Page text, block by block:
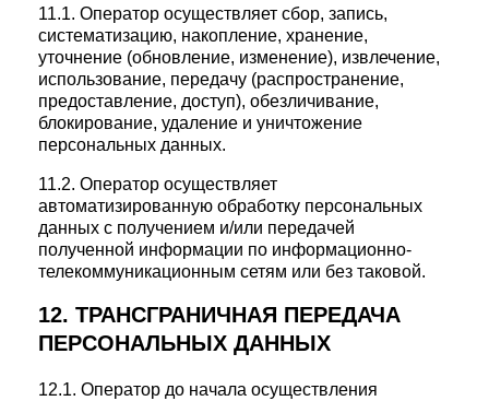
11.1. Оператор осуществляет сбор, запись,
систематизацию, накопление, хранение,
уточнение (обновление, изменение), извлечение,
использование, передачу (распространение,
предоставление, доступ), обезличивание,
блокирование, удаление и уничтожение
персональных данных.
11.2. Оператор осуществляет
автоматизированную обработку персональных
данных с получением и/или передачей
полученной информации по информационно-
телекоммуникационным сетям или без таковой.
12. ТРАНСГРАНИЧНАЯ ПЕРЕДАЧА
ПЕРСОНАЛЬНЫХ ДАННЫХ
12.1. Оператор до начала осуществления